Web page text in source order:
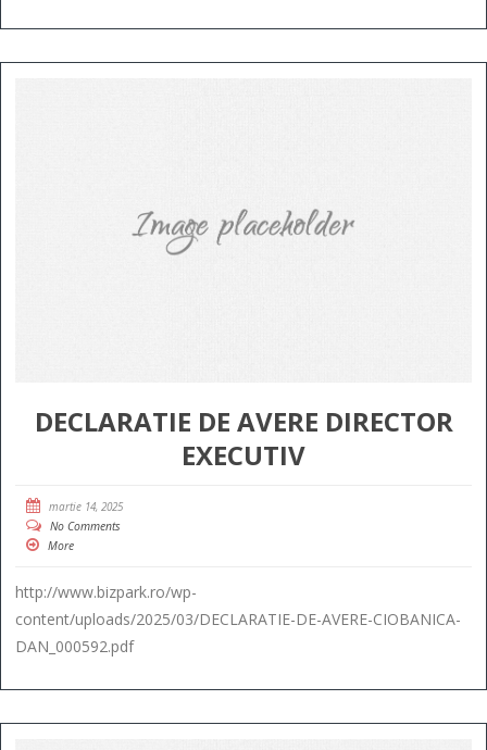
DECLARATIE DE AVERE DIRECTOR
EXECUTIV
martie 14, 2025
No Comments
More
http://www.bizpark.ro/wp-
content/uploads/2025/03/DECLARATIE-DE-AVERE-CIOBANICA-
DAN_000592.pdf